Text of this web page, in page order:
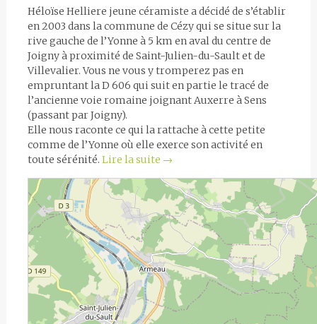
Héloïse Helliere jeune céramiste a décidé de s’établir
en 2003 dans la commune de Cézy qui se situe sur la
rive gauche de l’Yonne à 5 km en aval du centre de
Joigny à proximité de Saint-Julien-du-Sault et de
Villevalier. Vous ne vous y tromperez pas en
empruntant la D 606 qui suit en partie le tracé de
l’ancienne voie romaine joignant Auxerre à Sens
(passant par Joigny).
Elle nous raconte ce qui la rattache à cette petite
comme de l’Yonne où elle exerce son activité en
toute sérénité. Lire la suite →